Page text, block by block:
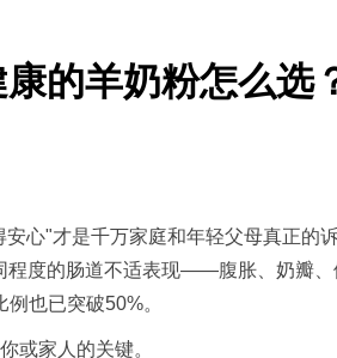
的羊奶粉怎么选
心"才是千万家庭和年轻父母真正的
程度的肠道不适表现——腹胀、奶瓣
也已突破50%。
或家人的关键。